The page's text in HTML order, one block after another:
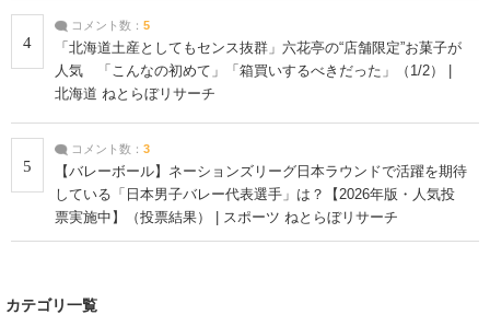
4
コメント数： 5
「北海道土産としてもセンス抜群」六花亭の“店舗限定”お菓子が
人気 「こんなの初めて」「箱買いするべきだった」（1/2） |
北海道 ねとらぼリサーチ
5
コメント数： 3
【バレーボール】ネーションズリーグ日本ラウンドで活躍を期待
している「日本男子バレー代表選手」は？【2026年版・人気投
票実施中】（投票結果） | スポーツ ねとらぼリサーチ
カテゴリ一覧